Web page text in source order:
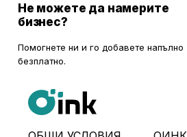
Не можете да намерите
бизнес?
Помогнете ни и го добавете напълно
безплатно.